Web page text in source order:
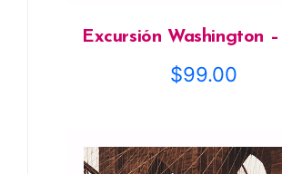
Excursión Washington –
$99.00